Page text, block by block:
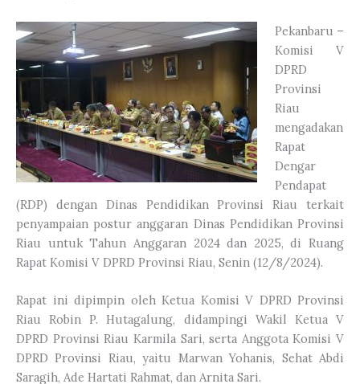
Pekanbaru –
Komisi V
DPRD
Provinsi
Riau
mengadakan
Rapat
Dengar
Pendapat
(RDP) dengan Dinas Pendidikan Provinsi Riau terkait
penyampaian postur anggaran Dinas Pendidikan Provinsi
Riau untuk Tahun Anggaran 2024 dan 2025, di Ruang
Rapat Komisi V DPRD Provinsi Riau, Senin (12/8/2024).
Rapat ini dipimpin oleh Ketua Komisi V DPRD Provinsi
Riau Robin P. Hutagalung, didampingi Wakil Ketua V
DPRD Provinsi Riau Karmila Sari, serta Anggota Komisi V
DPRD Provinsi Riau, yaitu Marwan Yohanis, Sehat Abdi
Saragih, Ade Hartati Rahmat, dan Arnita Sari.